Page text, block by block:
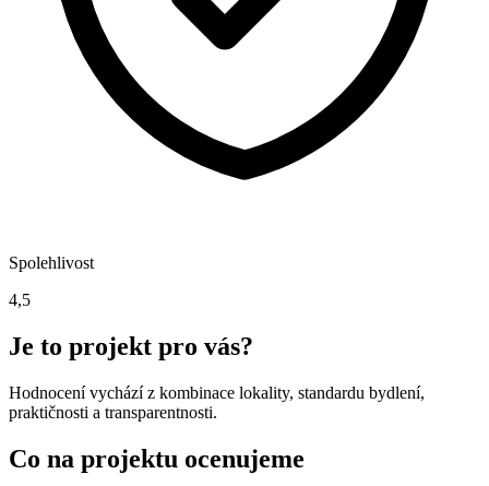
Spolehlivost
4,5
Je to projekt pro vás?
Hodnocení vychází z kombinace lokality, standardu bydlení,
praktičnosti a transparentnosti.
Co na projektu ocenujeme